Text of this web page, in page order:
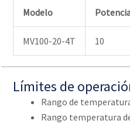
Modelo
MV100-20-4T 10
Límites de
Rango de
Rango temperatura